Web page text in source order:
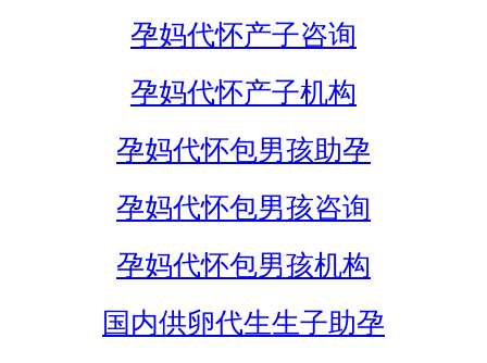
孕妈代怀产子咨询
孕妈代怀产子机构
孕妈代怀包男孩助孕
孕妈代怀包男孩咨询
孕妈代怀包男孩机构
国内供卵代生生子助孕